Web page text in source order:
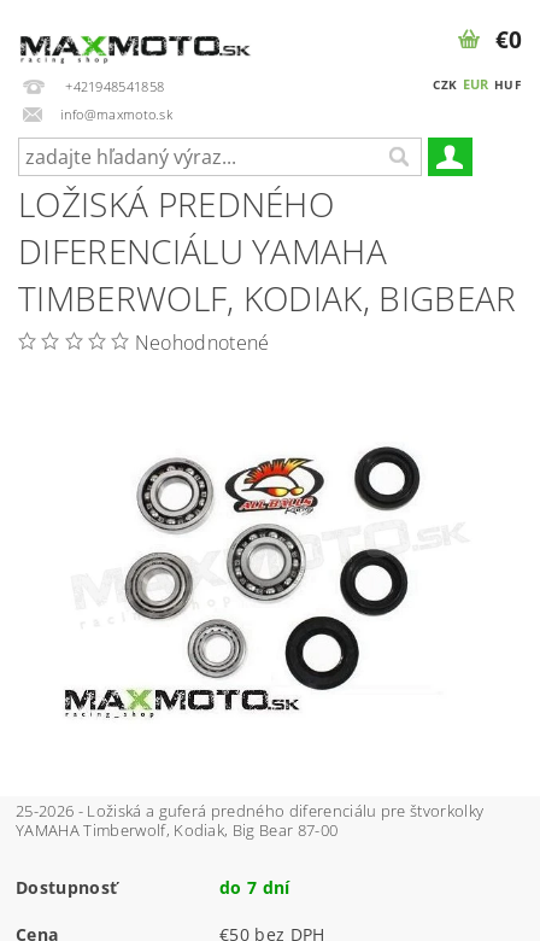
+421948541858
info@maxmoto.sk
CZK EUR HUF
€0
LOŽISKÁ PREDNÉHO
DIFERENCIÁLU YAMAHA
TIMBERWOLF, KODIAK, BIGBEAR
Neohodnotené
25-2026 - Ložiská a guferá predného diferenciálu pre štvorkolky
YAMAHA Timberwolf, Kodiak, Big Bear 87-00
Dostupnosť do 7 dní
Cena €50 bez DPH